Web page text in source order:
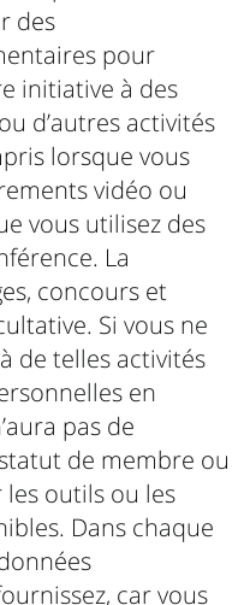
des
pour
initiative à des
d’autres activités
lorsque vous
vidéo ou
vous utilisez des
La
concours et
Si vous ne
de telles activités
en
pas de
de membre ou
outils ou les
Dans chaque
car vous